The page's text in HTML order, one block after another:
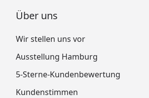
Über uns
Wir stellen uns vor
Ausstellung Hamburg
5-Sterne-Kundenbewertung
Kundenstimmen